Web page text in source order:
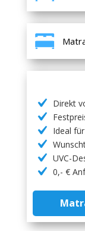
Direkt
Ideal
UVC-
0,- €